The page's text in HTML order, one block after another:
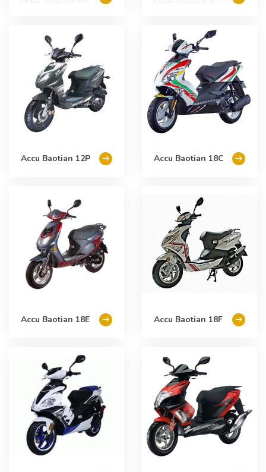
Accu Baotian 12P Accu Baotian 18C
Accu Baotian 18E Accu Baotian 18F